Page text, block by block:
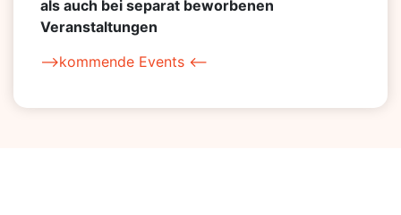
als auch bei separat beworbenen
Veranstaltungen
–>kommende Events <–